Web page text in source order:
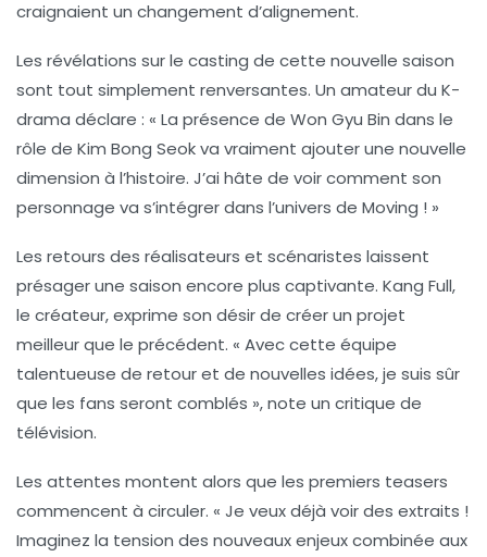
craignaient un changement d’alignement.
Les révélations sur le casting de cette nouvelle saison
sont tout simplement renversantes. Un amateur du K-
drama déclare : « La présence de Won Gyu Bin dans le
rôle de Kim Bong Seok va vraiment ajouter une nouvelle
dimension à l’histoire. J’ai hâte de voir comment son
personnage va s’intégrer dans l’univers de Moving ! »
Les retours des réalisateurs et scénaristes laissent
présager une saison encore plus captivante. Kang Full,
le créateur, exprime son désir de créer un projet
meilleur que le précédent. « Avec cette équipe
talentueuse de retour et de nouvelles idées, je suis sûr
que les fans seront comblés », note un critique de
télévision.
Les attentes montent alors que les premiers teasers
commencent à circuler. « Je veux déjà voir des extraits !
Imaginez la tension des nouveaux enjeux combinée aux